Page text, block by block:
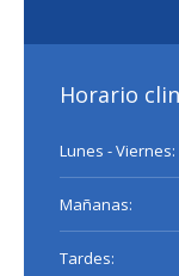
Horario
Lunes - Viernes:
Mañanas:
Tardes: